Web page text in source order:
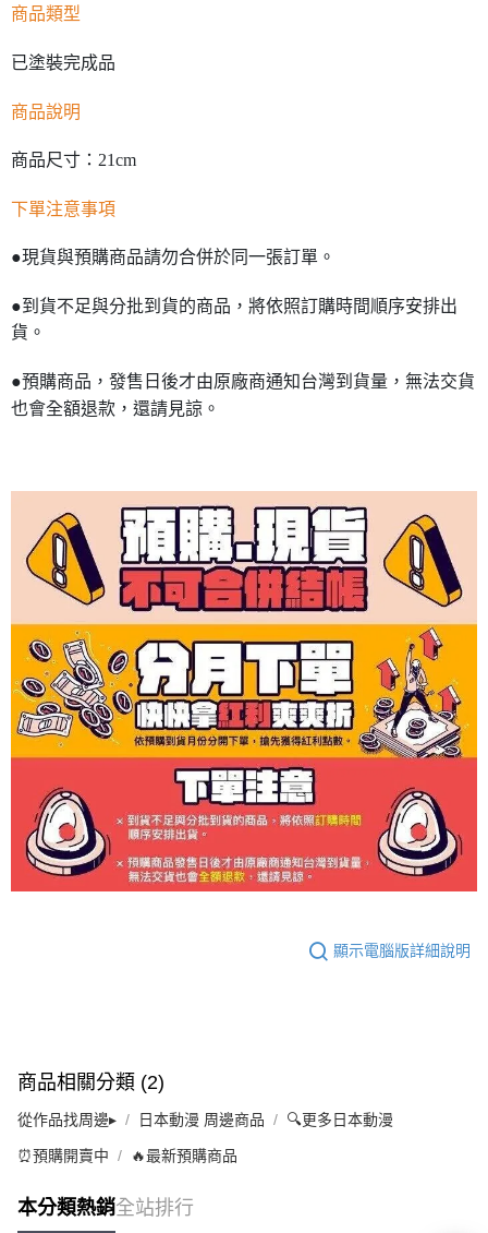
商品類型
已塗裝完成品
商品說明
商品尺寸：21cm
下單注意事項
●現貨與預購商品請勿合併於同一張訂單。
●到貨不足與分批到貨的商品，將依照訂購時間順序安排出
貨。
●預購商品，發售日後才由原廠商通知台灣到貨量，無法交貨
也會全額退款，還請見諒。
顯示電腦版詳細說明
商品相關分類 (2)
從作品找周邊▸ 日本動漫 周邊商品 🔍更多日本動漫
⏰預購開賣中 🔥最新預購商品
本分類熱銷全站排行